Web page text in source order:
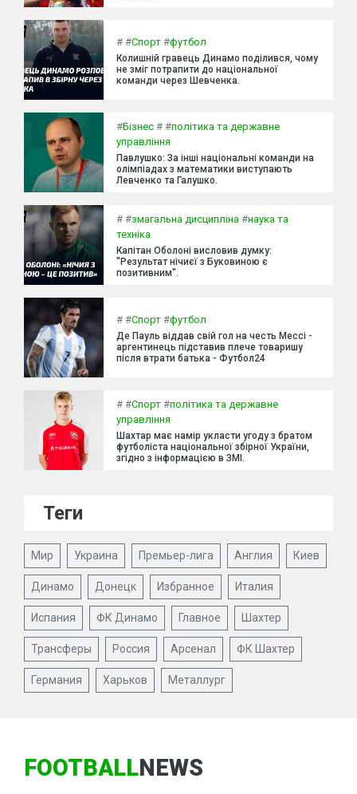
# #Спорт #футбол
Колишній гравець Динамо поділився, чому
не зміг потрапити до національної
команди через Шевченка.
#Бізнес # #політика та державне
управління
Павлушко: За інші національні команди на
олімпіадах з математики виступають
Левченко та Галушко.
# #змагальна дисципліна #наука та
техніка
Капітан Оболоні висловив думку:
"Результат нічиєї з Буковиною є
позитивним".
# #Спорт #футбол
Де Пауль віддав свій гол на честь Мессі -
аргентинець підставив плече товаришу
після втрати батька - Футбол24
# #Спорт #політика та державне
управління
Шахтар має намір укласти угоду з братом
футболіста національної збірної України,
згідно з інформацією в ЗМІ.
Теги
Мир Украина Премьер-лига Англия Киев
Динамо Донецк Избранное Италия
Испания ФК Динамо Главное Шахтер
Трансферы Россия Арсенал ФК Шахтер
Германия Харьков Металлург
FOOTBALLNEWS